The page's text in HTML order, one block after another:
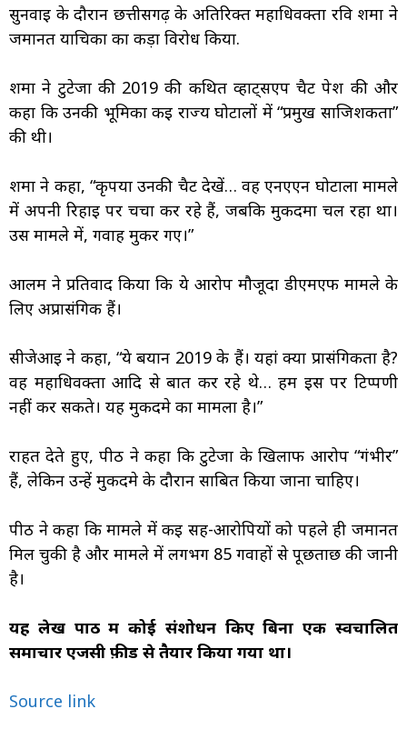
सुनवाई के दौरान छत्तीसगढ़ के अतिरिक्त महाधिवक्ता रवि शर्मा ने
जमानत याचिका का कड़ा विरोध किया.
शर्मा ने टुटेजा की 2019 की कथित व्हाट्सएप चैट पेश की और
कहा कि उनकी भूमिका कई राज्य घोटालों में “प्रमुख साजिशकर्ता”
की थी।
शर्मा ने कहा, “कृपया उनकी चैट देखें… वह एनएएन घोटाला मामले
में अपनी रिहाई पर चर्चा कर रहे हैं, जबकि मुकदमा चल रहा था।
उस मामले में, गवाह मुकर गए।”
आलम ने प्रतिवाद किया कि ये आरोप मौजूदा डीएमएफ मामले के
लिए अप्रासंगिक हैं।
सीजेआई ने कहा, “ये बयान 2019 के हैं। यहां क्या प्रासंगिकता है?
वह महाधिवक्ता आदि से बात कर रहे थे… हम इस पर टिप्पणी
नहीं कर सकते। यह मुकदमे का मामला है।”
राहत देते हुए, पीठ ने कहा कि टुटेजा के खिलाफ आरोप “गंभीर”
हैं, लेकिन उन्हें मुकदमे के दौरान साबित किया जाना चाहिए।
पीठ ने कहा कि मामले में कई सह-आरोपियों को पहले ही जमानत
मिल चुकी है और मामले में लगभग 85 गवाहों से पूछताछ की जानी
है।
यह लेख पाठ में कोई संशोधन किए बिना एक स्वचालित
समाचार एजेंसी फ़ीड से तैयार किया गया था।
Source link